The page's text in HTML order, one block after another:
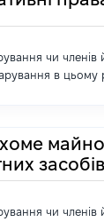
чи членів
в цьому
чи членів